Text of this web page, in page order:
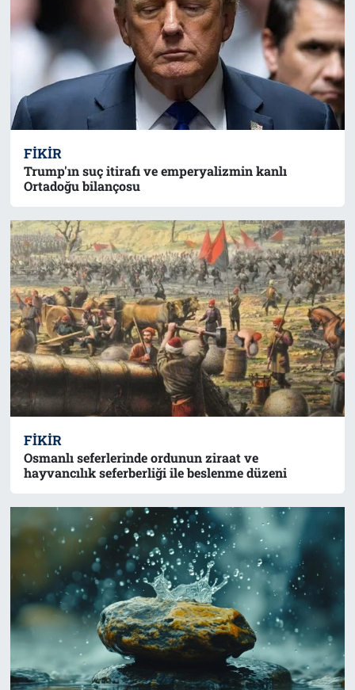
FIKIR
Trump'ın suç itirafı ve emperyalizmin kanlı
Ortadoğu bilançosu
FIKIR
Osmanlı seferlerinde ordunun ziraat ve
hayvancılık seferberliği ile beslenme düzeni